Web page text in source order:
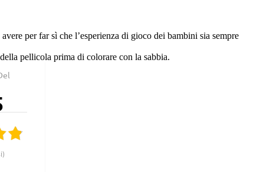
per far sì che l’esperienza di gioco dei bambini sia sempre
pellicola prima di colorare con la sabbia.